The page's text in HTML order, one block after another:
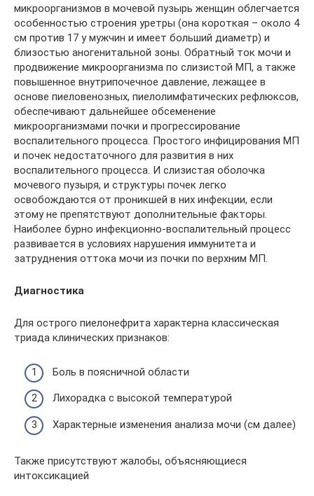
микроорганизмов в мочевой пузырь женщин облегчается
особенностью строения уретры (она короткая – около 4
см против 17 у мужчин и имеет больший диаметр) и
близостью аногенитальной зоны. Обратный ток мочи и
продвижение микроорганизма по слизистой МП, а также
повышенное внутрипочечное давление, лежащее в
основе пиеловенозных, пиелолимфатических рефлюксов,
обеспечивают дальнейшее обсеменение
микроорганизмами почки и прогрессирование
воспалительного процесса. Простого инфицирования МП
и почек недостаточного для развития в них
воспалительного процесса. И слизистая оболочка
мочевого пузыря, и структуры почек легко
освобождаются от проникшей в них инфекции, если
этому не препятствуют дополнительные факторы.
Наиболее бурно инфекционно-воспалительный процесс
развивается в условиях нарушения иммунитета и
затруднения оттока мочи из почки по верхним МП.
Диагностика
Для острого пиелонефрита характерна классическая
триада клинических признаков:
Боль в поясничной области
Лихорадка с высокой температурой
Характерные изменения анализа мочи (см далее)
Также присутствуют жалобы, объясняющиеся
интоксикацией